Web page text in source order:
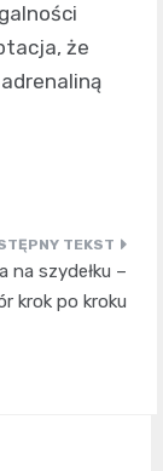
że
na szydełku –
krok po kroku